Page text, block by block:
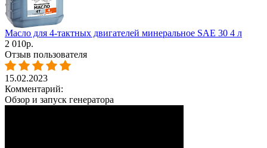
Масло для 4-тактных двигателей минеральное SAE 30 4 л
2 010р.
Отзыв пользователя
15.02.2023
Комментарий:
Обзор и запуск генератора